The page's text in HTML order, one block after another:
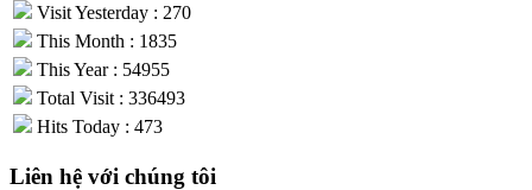
Visit Yesterday : 270
This Month : 1835
This Year : 54955
Total Visit : 336493
Hits Today : 473
Liên hệ với chúng tôi